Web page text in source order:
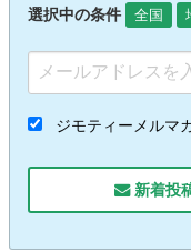
選択中の条件 全国
ジモティーメルマ
新着投